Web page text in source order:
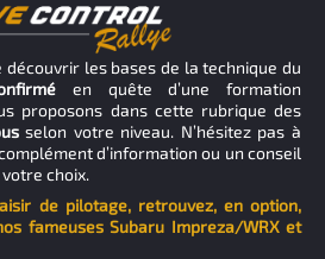
les bases de la technique du
en quête d’une formation
proposons dans cette rubrique des
selon votre niveau. N’hésitez pas à
d’information ou un conseil
choix.
de pilotage, retrouvez, en option,
fameuses Subaru Impreza/WRX et